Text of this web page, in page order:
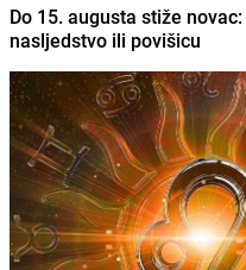
Do 15. augusta stiže
nasljedstvo ili povišicu